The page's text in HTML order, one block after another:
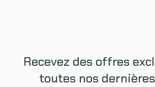
Recevez des offres
toutes nos